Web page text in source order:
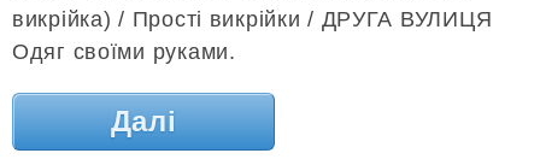
викрійка) / Прості викрійки / ДРУГА ВУЛИЦЯ
Одяг своїми руками.
Далі